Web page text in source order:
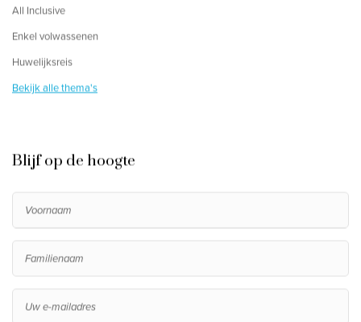
All Inclusive
Enkel volwassenen
Huwelijksreis
Bekijk alle thema's
Blijf op de hoogte